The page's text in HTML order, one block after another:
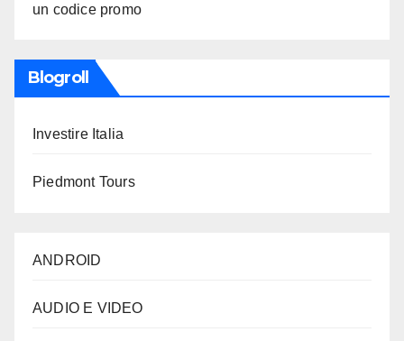
un codice promo
Blogroll
Investire Italia
Piedmont Tours
ANDROID
AUDIO E VIDEO